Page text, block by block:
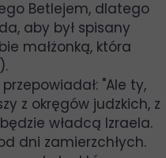
Betlejem, dlatego
aby był spisany
małżonką, która
"Ale ty,
z okręgów judzkich, z
władcą Izraela.
dni zamierzchłych.